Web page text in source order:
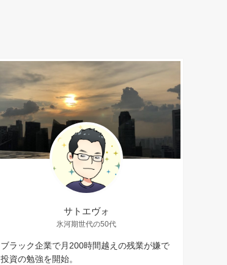
サトエヴォ
氷河期世代の50代
ブラック企業で月200時間越えの残業が嫌で
投資の勉強を開始。